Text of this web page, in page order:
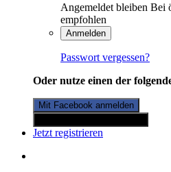
Angemeldet bleiben Bei
empfohlen
Anmelden
Passwort vergessen?
Oder nutze einen der
Mit Facebook anmelden
Jetzt registrieren